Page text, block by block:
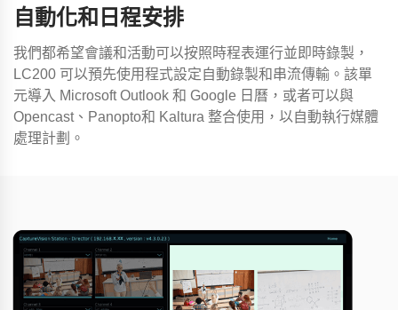
自動化和日程安排
我們都希望會議和活動可以按照時程表運行並即時錄製，
LC200 可以預先使用程式設定自動錄製和串流傳輸。該單
元導入 Microsoft Outlook 和 Google 日曆，或者可以與
Opencast、Panopto和 Kaltura 整合使用，以自動執行媒體
處理計劃。